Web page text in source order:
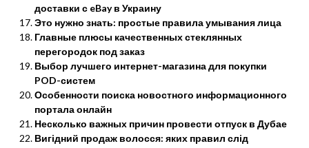
доставки с eBay в Украину
Это нужно знать: простые правила умывания лица
Главные плюсы качественных стеклянных
перегородок под заказ
Выбор лучшего интернет-магазина для покупки
POD-систем
Особенности поиска новостного информационного
портала онлайн
Несколько важных причин провести отпуск в Дубае
Вигідний продаж волосся: яких правил слід